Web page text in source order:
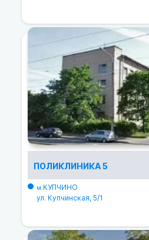
ПОЛИКЛИНИКА 5
м.КУПЧИНО
ул. Купчинская, 5/1